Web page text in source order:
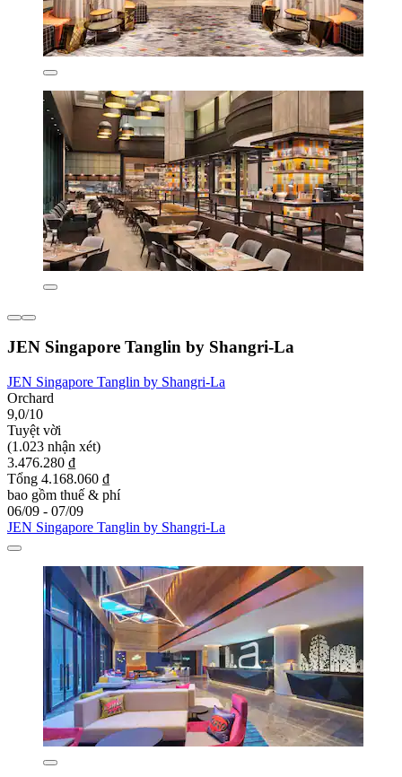
JEN Singapore Tanglin by Shangri-La
JEN Singapore Tanglin by Shangri-La
Orchard
9,0/10
Tuyệt vời
(1.023 nhận xét)
3.476.280 ₫
Tổng 4.168.060 ₫
bao gồm thuế & phí
06/09 - 07/09
JEN Singapore Tanglin by Shangri-La